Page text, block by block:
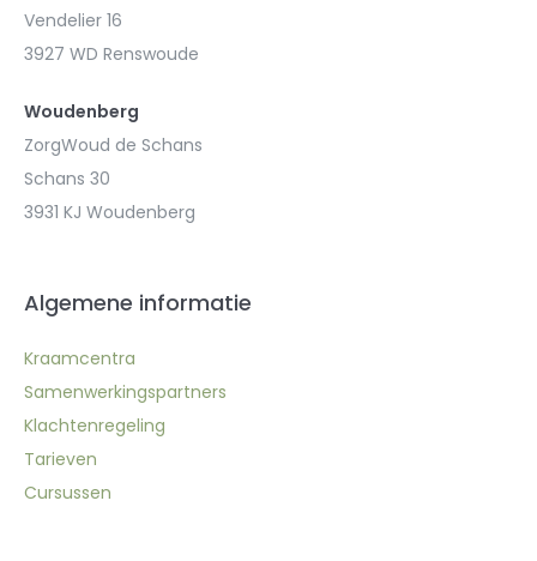
Vendelier 16
3927 WD Renswoude
Woudenberg
ZorgWoud de Schans
Schans 30
3931 KJ Woudenberg
Algemene informatie
Kraamcentra
Samenwerkingspartners
Klachtenregeling
Tarieven
Cursussen